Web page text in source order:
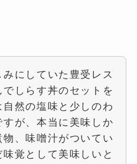
にしていた豊受レス
でしらす丼のセットを
然の塩味と少しのわ
が、本当に美味しか
、味噌汁がついてい
覚として美味しいと